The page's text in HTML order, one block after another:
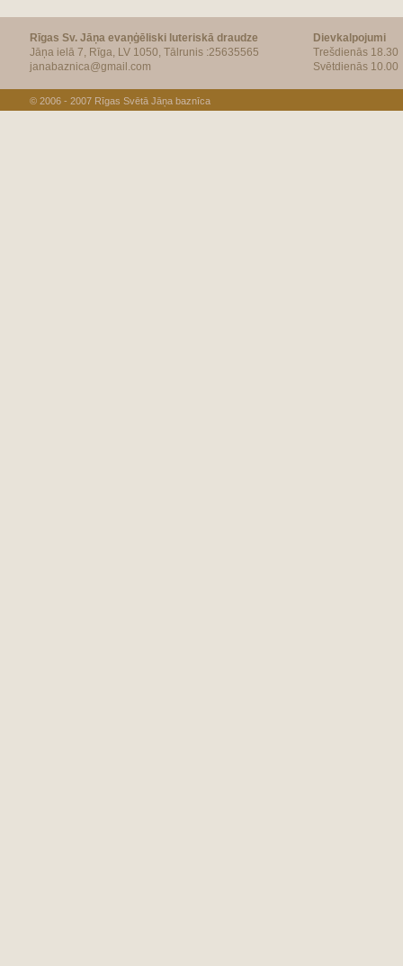
Rīgas Sv. Jāņa evaņģēliski luteriskā draudze
Jāņa ielā 7, Rīga, LV 1050, Tālrunis :25635565
janabaznica@gmail.com
Dievkalpojumi
Trešdienās 18.30
Svētdienās 10.00
© 2006 - 2007 Rīgas Svētā Jāņa baznīca